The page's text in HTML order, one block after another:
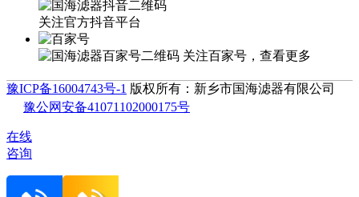
关注官方抖音平台
关注百家号，查看更多
豫ICP备16004743号-1 版权所有：新乡市国海滤器有限公司
豫公网安备41071102000175号
在线
咨询